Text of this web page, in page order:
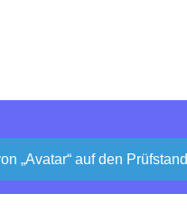
„Avatar“ auf den Prüfstand